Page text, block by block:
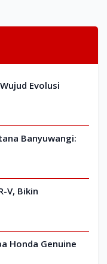
Evolusi
Banyuwangi:
V, Bikin
Honda Genuine